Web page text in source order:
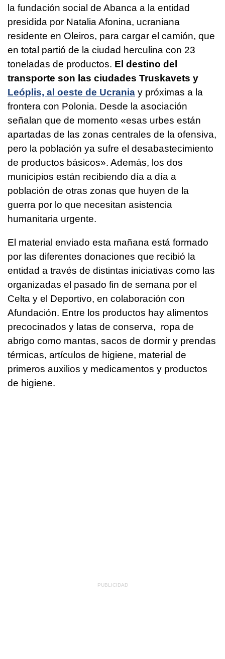
la fundación social de Abanca a la entidad
presidida por Natalia Afonina, ucraniana
residente en Oleiros, para cargar el camión, que
en total partió de la ciudad herculina con 23
toneladas de productos. El destino del
transporte son las ciudades Truskavets y
Leóplis, al oeste de Ucrania y próximas a la
frontera con Polonia. Desde la asociación
señalan que de momento «esas urbes están
apartadas de las zonas centrales de la ofensiva,
pero la población ya sufre el desabastecimiento
de productos básicos». Además, los dos
municipios están recibiendo día a día a
población de otras zonas que huyen de la
guerra por lo que necesitan asistencia
humanitaria urgente.
El material enviado esta mañana está formado
por las diferentes donaciones que recibió la
entidad a través de distintas iniciativas como las
organizadas el pasado fin de semana por el
Celta y el Deportivo, en colaboración con
Afundación. Entre los productos hay alimentos
precocinados y latas de conserva, ropa de
abrigo como mantas, sacos de dormir y prendas
térmicas, artículos de higiene, material de
primeros auxilios y medicamentos y productos
de higiene.